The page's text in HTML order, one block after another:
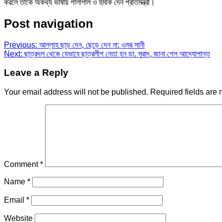
করলে তাকে অকথ্য ভাষায় গালাগাল ও হুমকি দেন প্রতিমন্ত্রী।
Post navigation
Previous: আল্লাহ ছাড় দেন, ছেড়ে দেন না: ওমর সানী
Next: ছাত্রদল থেকে যেভাবে ছাত্রলীগ নেতা হন ডা. মুরাদ, জানা গেল আদ্যোপান্ত
Leave a Reply
Your email address will not be published. Required fields are
Comment*
Name *
Email *
Website